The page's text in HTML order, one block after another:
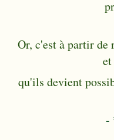
Or, c'est à partir de
qu'ils devient
-